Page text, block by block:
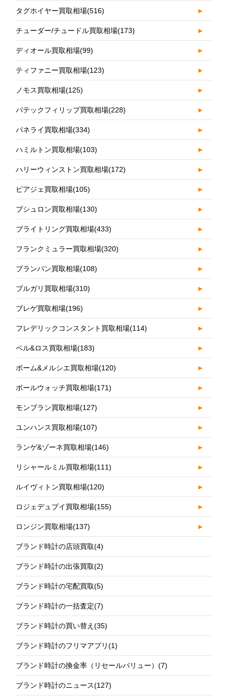
タグホイヤー買取相場(516) ►
チューダー/チュードル買取相場(173) ►
ディオール買取相場(99) ►
ティファニー買取相場(123) ►
ノモス買取相場(125) ►
パテックフィリップ買取相場(228) ►
パネライ買取相場(334) ►
ハミルトン買取相場(103) ►
ハリーウィンストン買取相場(172) ►
ピアジェ買取相場(105) ►
ブシュロン買取相場(130) ►
ブライトリング買取相場(433) ►
フランクミュラー買取相場(320) ►
ブランパン買取相場(108) ►
ブルガリ買取相場(310) ►
ブレゲ買取相場(196) ►
フレデリックコンスタント買取相場(114) ►
ベル&ロス買取相場(183) ►
ボーム&メルシエ買取相場(120) ►
ボールウォッチ買取相場(171) ►
モンブラン買取相場(127) ►
ユンハンス買取相場(107) ►
ランゲ&ゾーネ買取相場(146) ►
リシャールミル買取相場(111) ►
ルイヴィトン買取相場(120) ►
ロジェデュブイ買取相場(155) ►
ロンジン買取相場(137) ►
ブランド時計の店頭買取(4)
ブランド時計の出張買取(2)
ブランド時計の宅配買取(5)
ブランド時計の一括査定(7)
ブランド時計の買い替え(35)
ブランド時計のフリマアプリ(1)
ブランド時計の換金率（リセールバリュー）(7)
ブランド時計のニュース(127)